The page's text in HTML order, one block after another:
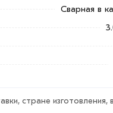
обязательно).Сварная в
стране